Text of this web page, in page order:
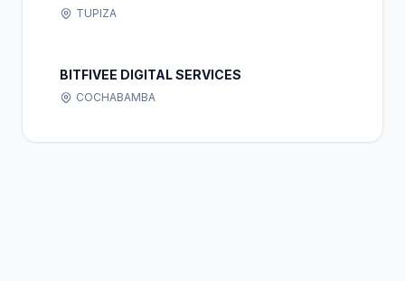
TUPIZA
BITFIVEE DIGITAL SERVICES
COCHABAMBA